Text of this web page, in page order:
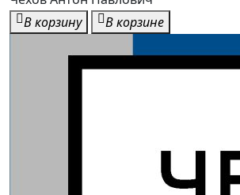
В корзину
В корзине